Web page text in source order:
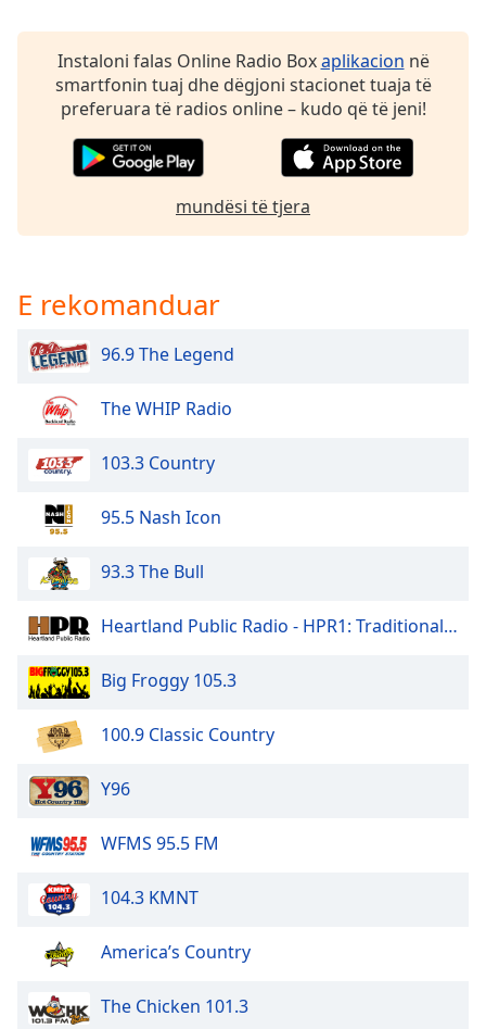
window.
the
Text
Opacity
Background
Opacity
Caption
Background
Color
Size
Instaloni falas Online Radio Boxaplikacion në
smartfonin tuaj dhe dëgjoni stacionet tuaja të
preferuara të radios online – kudo që të jeni!
mundësi të tjera
E rekomanduar
96.9 The Legend
The WHIP Radio
103.3 Country
95.5 Nash Icon
93.3 The Bull
Heartland Public Radio - HPR1: Traditional Classic Country
Big Froggy 105.3
100.9 Classic Country
Y96
WFMS 95.5 FM
104.3 KMNT
America’s Country
The Chicken 101.3